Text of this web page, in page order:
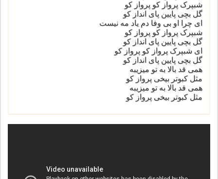
شبپرک پرواز کو پرواز کو
گل بچی پایین پای انداز کو
ای چرا او بی وفا دم یاد مه نیست
شبپرک پرواز کو پرواز کو
گل بچی پایین پای انداز کو
ای شبپرک پرواز کو پرواز کو
گل بچی پایین پای انداز کو
همی قد بالا به تو میزیبه
مثل کبوتر بیخی پرواز کو
همی قد بالا به تو میزیبه
مثل کبوتر بیخی پرواز کو